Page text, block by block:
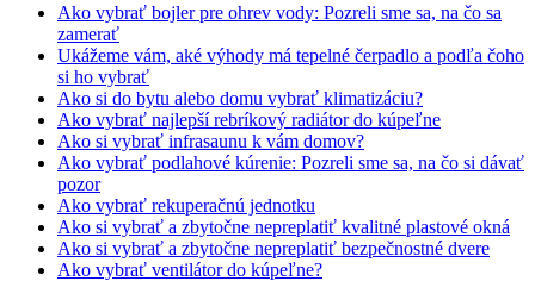
Ako vybrať bojler pre ohrev vody: Pozreli sme sa, na čo sa
zamerať
Ukážeme vám, aké výhody má tepelné čerpadlo a podľa čoho
si ho vybrať
Ako si do bytu alebo domu vybrať klimatizáciu?
Ako vybrať najlepší rebríkový radiátor do kúpeľne
Ako si vybrať infrasaunu k vám domov?
Ako vybrať podlahové kúrenie: Pozreli sme sa, na čo si dávať
pozor
Ako vybrať rekuperačnú jednotku
Ako si vybrať a zbytočne nepreplatiť kvalitné plastové okná
Ako si vybrať a zbytočne nepreplatiť bezpečnostné dvere
Ako vybrať ventilátor do kúpeľne?